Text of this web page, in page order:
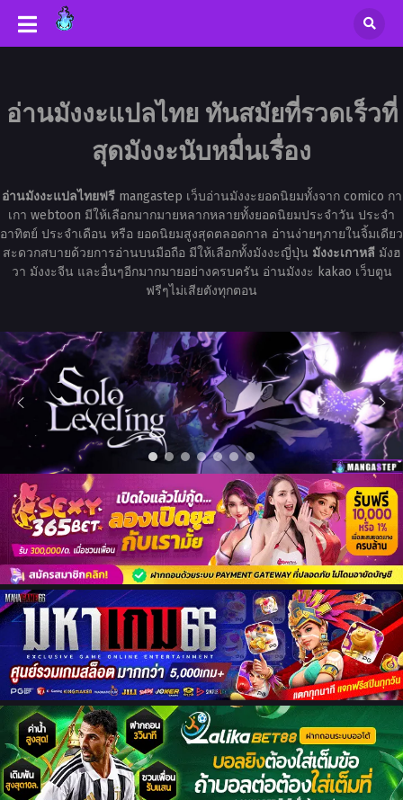
อ่านมังงะแปลไทย ทันสมัยที่รวดเร็วที่
สุดมังงะนับหมื่นเรื่อง
อ่านมังงะแปลไทยฟรีmangastep เว็บอ่านมังงะยอดนิยมทั้งจาก comico กา
เกา webtoon มีให้เลือกมากมายหลากหลายทั้งยอดนิยมประจำวัน ประจำ
อาทิตย์ ประจำเดือน หรือ ยอดนิยมสูงสุดตลอดกาล อ่านง่ายๆภายในจิ้มเดียว
สะดวกสบายด้วยการอ่านบนมือถือ มีให้เลือกทั้งมังงะญี่ปุ่น มังงะเกาหลีมังฮ
วา มังงะจีน และอื่นๆอีกมากมายอย่างครบครัน อ่านมังงะ kakao เว็บตูน
ฟรีๆไม่เสียตังทุกตอน